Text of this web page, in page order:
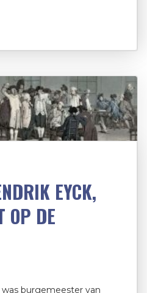
EYCK,
OP DE
burgemeester van